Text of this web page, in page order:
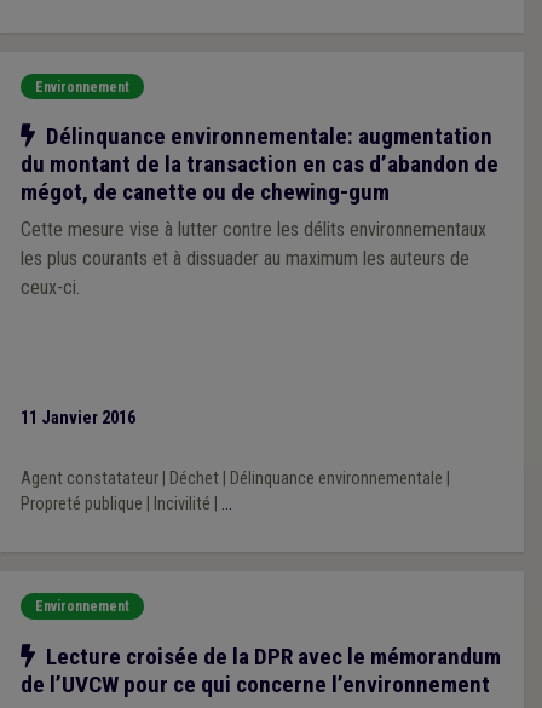
Environnement
Notre action
Délinquance environnementale: augmentation
du montant de la transaction en cas d’abandon de
mégot, de canette ou de chewing-gum
Cette mesure vise à lutter contre les délits environnementaux
les plus courants et à dissuader au maximum les auteurs de
ceux-ci.
11 Janvier 2016
Agent constatateur| Déchet| Délinquance environnementale
Propreté publique
Incivilité ...
Environnement
Notre action
Lecture croisée de la DPR avec le mémorandum
de l’UVCW pour ce qui concerne l’environnement